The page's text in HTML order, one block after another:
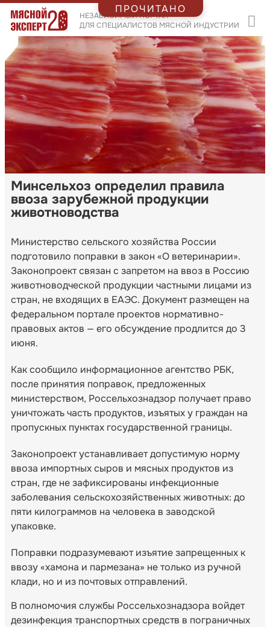
НЕЗАВИСИМЫЙ ПОРТАЛ
ДЛЯ СПЕЦИАЛИСТОВ МЯСНОЙ ИНДУСТРИИ
Минсельхоз определил правила
ввоза зарубежной продукции
животноводства
Министерство сельского хозяйства России
подготовило поправки в закон «О ветеринарии».
Законопроект связан с запретом на ввоз в Россию
животноводческой продукции частными лицами из
стран, не входящих в ЕАЭС. Документ размещен на
федеральном портале проектов нормативно-
правовых актов — его обсуждение продлится до 3
июня.
Как сообщило информационное агентство РБК,
после принятия поправок, предложенных
министерством, Россельхознадзор получает право
уничтожать часть продуктов, изъятых у граждан на
пропускных пунктах государственной границы.
Законопроект устанавливает допустимую норму
ввоза импортных сыров и мясных продуктов из
стран, где не зафиксированы инфекционные
заболевания сельскохозяйственных животных: до
пяти килограммов на человека в заводской
упаковке.
Поправки подразумевают изъятие запрещенных к
ввозу «хамона и пармезана» не только из ручной
клади, но и из почтовых отправлений.
В полномочия службы Россельхознадзора войдет
дезинфекция транспортных средств в пограничных
ПРОЧИТАНО